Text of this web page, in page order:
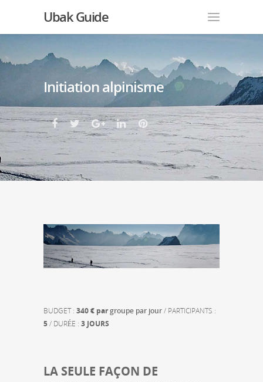
Ubak Guide
Initiation alpinisme
BUDGET : 340 € pargroupe par jour/ PARTICIPANTS :
5/ DURÉE : 3 JOURS
LA SEULE FAÇON DE